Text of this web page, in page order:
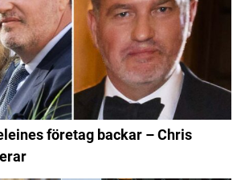
företag backar – Chris